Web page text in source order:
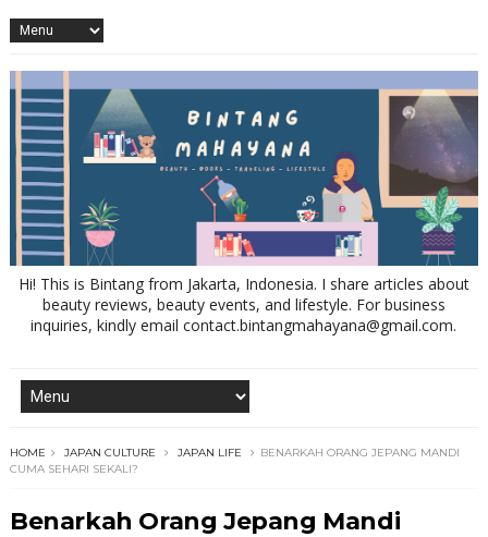
Hi! This is Bintang from Jakarta, Indonesia. I share articles about
beauty reviews, beauty events, and lifestyle. For business
inquiries, kindly email contact.bintangmahayana@gmail.com.
HOME JAPAN CULTURE JAPAN LIFE
BENARKAH ORANG JEPANG MANDI
CUMA SEHARI SEKALI?
Benarkah Orang Jepang Mandi